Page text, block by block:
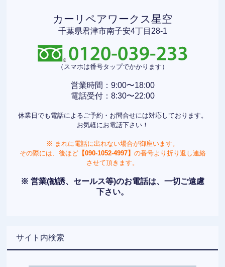
カーリペアワークス星空
千葉県君津市南子安4丁目28-1
（スマホは番号タップでかかります）
営業時間：9:00〜18:00
電話受付：8:30〜22:00
休業日でも電話によるご予約・お問合せには対応しております。
お気軽にお電話下さい！
※ まれに電話に出れない場合が御座います。
その際には、後ほど【090-1052-4997】 の番号より折り返し連絡
させて頂きます。
※ 営業(勧誘、セールス等)のお電話は、一切ご遠慮
下さい。
サイト内検索